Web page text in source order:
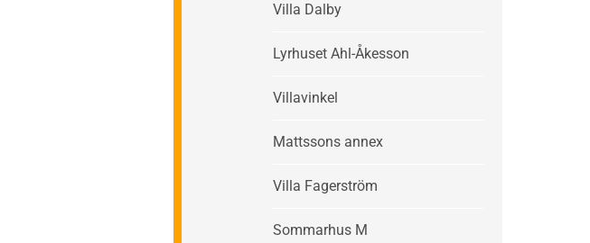
Villa Dalby
Lyrhuset Ahl-Åkesson
Villavinkel
Mattssons annex
Villa Fagerström
Sommarhus M